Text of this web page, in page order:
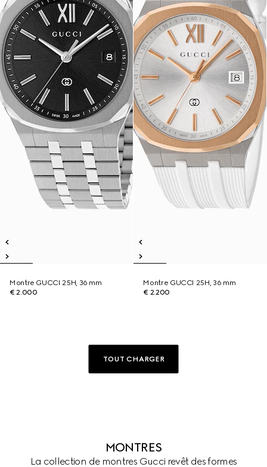
Montre GUCCI 25H, 36 mm
€ 2.000
Montre GUCCI 25H, 36 mm
€ 2.200
TOUT CHARGER
MONTRES
La collection de montres Gucci revêt des formes